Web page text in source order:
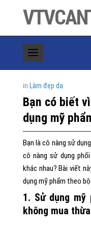
in Làm đẹp da
Bạn có biết
dụng mỹ
Bạn là cô nàng sử
cô nàng sử dụng
khác nhau? Bài viết
dụng mỹ phẩm theo
1. Sử dụng mỹ
không mua thừa